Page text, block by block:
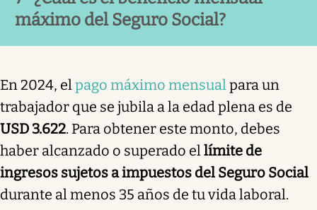
máximo del Seguro Social?
En 2024, el pago máximo mensual para un
trabajador que se jubila a la edad plena es de
USD 3.622. Para obtener este monto, debes
haber alcanzado o superado el límite de
ingresos sujetos a impuestos del Seguro Social
durante al menos 35 años de tu vida laboral.